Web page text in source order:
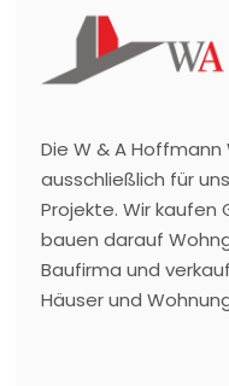
Die W & A
ausschließlich für
Projekte. Wir kaufen
bauen darauf
Baufirma und
Häuser und